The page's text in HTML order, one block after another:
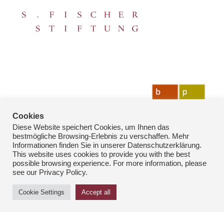
© Copyright: bpk-Fotoarchiv 2026
Cookies
Diese Website speichert Cookies, um Ihnen das
bestmögliche Browsing-Erlebnis zu verschaffen. Mehr
Informationen finden Sie in unserer Datenschutzerklärung.
This website uses cookies to provide you with the best
possible browsing experience. For more information, please
see our Privacy Policy.
Cookie Settings Accept all